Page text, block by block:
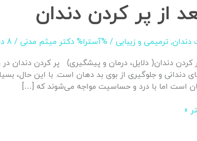
از پر کردن دندان
دندان, ترمیمی و زیبایی / %آسترا% دکتر میثم مدنی / 8 دقیقه برای مطالعه
کردن دندان( دلایل، درمان‌ و پیشگیری) پر کردن دندان
دندانی و جلوگیری از بوی بد دهان است. با این حال،
است اما با درد و حساسیت مواجه می‌شوند که […]
»